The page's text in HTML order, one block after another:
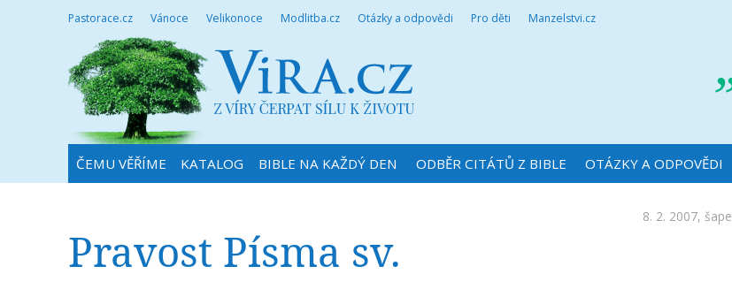
Pastorace.cz Vánoce Velikonoce Modlitba.cz Otázky a odpovědi Pro děti Manzelstvi.cz
ČEMU VĚŘÍME KATALOG BIBLE NA KAŽDÝ DEN ODBĚR CITÁTŮ Z BIBLE OTÁZKY A ODPOVĚDI
8. 2. 2007, šape
Pravost Písma sv.